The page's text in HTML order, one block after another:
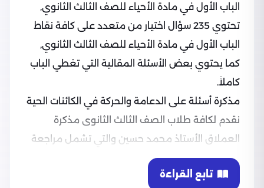
الباب الأول في مادة الأحياء للصف الثالث الثانوي,
تحتوي 235 سؤال اختيار من متعدد على كافة نقاط
الباب الأول في مادة الأحياء للصف الثالث الثانوي,
كما يحتوي بعض الأسئلة المقالية التي تغطي الباب
كاملاً.
مذكرة أسئلة على الدعامة والحركة في الكائنات الحية
نقدم لكافة طلاب الصف الثالث الثانوى مذكرة
العملاق الأستاذ محمد حسين والتي تشمل مراجعة
الباب الأول في الأحياء (الدعامة والحركة في الكائنات
الحية)، في صورة أسئلة مجابة كما تم إضافة التفسير
تابع القراءة